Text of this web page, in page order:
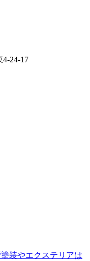
24-17
装やエクステリアは